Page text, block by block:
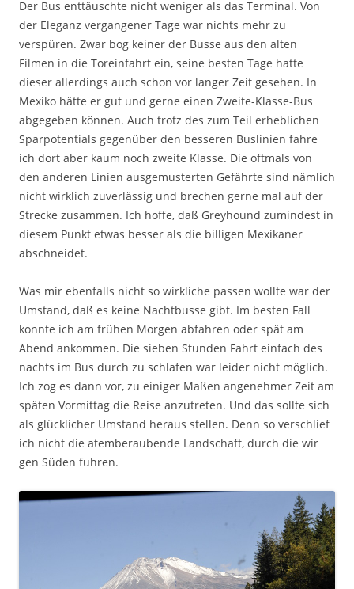
Der Bus enttäuschte nicht weniger als das Terminal. Von
der Eleganz vergangener Tage war nichts mehr zu
verspüren. Zwar bog keiner der Busse aus den alten
Filmen in die Toreinfahrt ein, seine besten Tage hatte
dieser allerdings auch schon vor langer Zeit gesehen. In
Mexiko hätte er gut und gerne einen Zweite-Klasse-Bus
abgegeben können. Auch trotz des zum Teil erheblichen
Sparpotentials gegenüber den besseren Buslinien fahre
ich dort aber kaum noch zweite Klasse. Die oftmals von
den anderen Linien ausgemusterten Gefährte sind nämlich
nicht wirklich zuverlässig und brechen gerne mal auf der
Strecke zusammen. Ich hoffe, daß Greyhound zumindest in
diesem Punkt etwas besser als die billigen Mexikaner
abschneidet.
Was mir ebenfalls nicht so wirkliche passen wollte war der
Umstand, daß es keine Nachtbusse gibt. Im besten Fall
konnte ich am frühen Morgen abfahren oder spät am
Abend ankommen. Die sieben Stunden Fahrt einfach des
nachts im Bus durch zu schlafen war leider nicht möglich.
Ich zog es dann vor, zu einiger Maßen angenehmer Zeit am
späten Vormittag die Reise anzutreten. Und das sollte sich
als glücklicher Umstand heraus stellen. Denn so verschlief
ich nicht die atemberaubende Landschaft, durch die wir
gen Süden fuhren.